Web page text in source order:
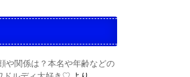
や関係は？本名や年齢などの